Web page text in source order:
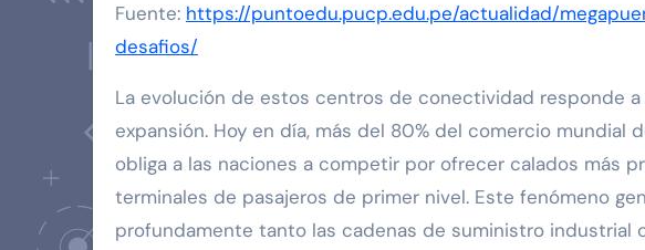
Fuente: https://puntoedu.pucp.edu.pe/actualidad/
desafios/
La evolución de estos centros de conectividad responde
expansión. Hoy en día, más del 80% del comercio mundial
obliga a las naciones a competir por ofrecer calados más
terminales de pasajeros de primer nivel. Este fenómeno
profundamente tanto las cadenas de suministro industrial